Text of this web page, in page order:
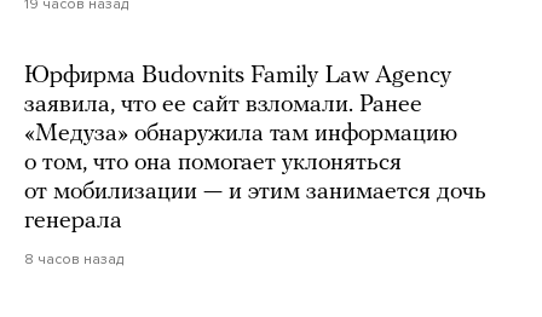
Юрфирма Budovnits Family Law Agency
заявила, что ее сайт взломали. Ранее
«Медуза» обнаружила там информацию
о том, что она помогает уклоняться
от мобилизации — и этим занимается дочь
генерала
8 часов назад